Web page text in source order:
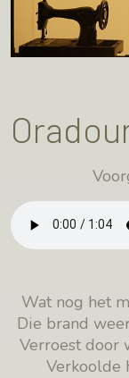
Wat nog het
Die brand
Verroest door
Verkoolde